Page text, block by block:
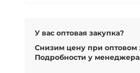
У вас оптовая закупка?
Снизим цену при оптовом
Подробности у